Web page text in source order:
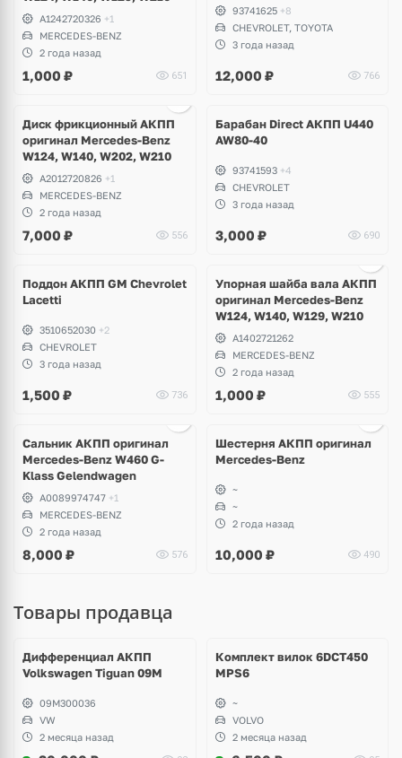
A1242720326 +1
MERCEDES-BENZ
2 года назад
1,000 ₽ 651
93741625 +8
CHEVROLET, TOYOTA
3 года назад
12,000 ₽ 766
Диск фрикционный АКПП
оригинал Mercedes-Benz
W124, W140, W202, W210
A2012720826 +1
MERCEDES-BENZ
2 года назад
7,000 ₽ 556
Барабан Direct АКПП U440
AW80-40
93741593 +4
CHEVROLET
3 года назад
3,000 ₽ 690
Поддон АКПП GM Chevrolet
Lacetti
3510652030 +2
CHEVROLET
3 года назад
1,500 ₽ 736
Упорная шайба вала АКПП
оригинал Mercedes-Benz
W124, W140, W129, W210
A1402721262
MERCEDES-BENZ
2 года назад
1,000 ₽ 555
Сальник АКПП оригинал
Mercedes-Benz W460 G-
Klass Gelendwagen
A0089974747 +1
MERCEDES-BENZ
2 года назад
8,000 ₽ 576
Шестерня АКПП оригинал
Mercedes-Benz
~
~
2 года назад
10,000 ₽ 490
Товары продавца
Дифференциал АКПП
Volkswagen Tiguan 09M
09M300036
VW
2 месяца назад
Комплект вилок 6DCT450
MPS6
~
VOLVO
2 месяца назад